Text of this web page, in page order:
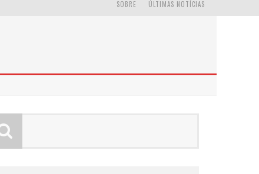
ÚLTIMAS NOTÍCIAS
SOBRE